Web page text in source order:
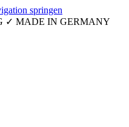
springen
✓ MADE IN GERMANY